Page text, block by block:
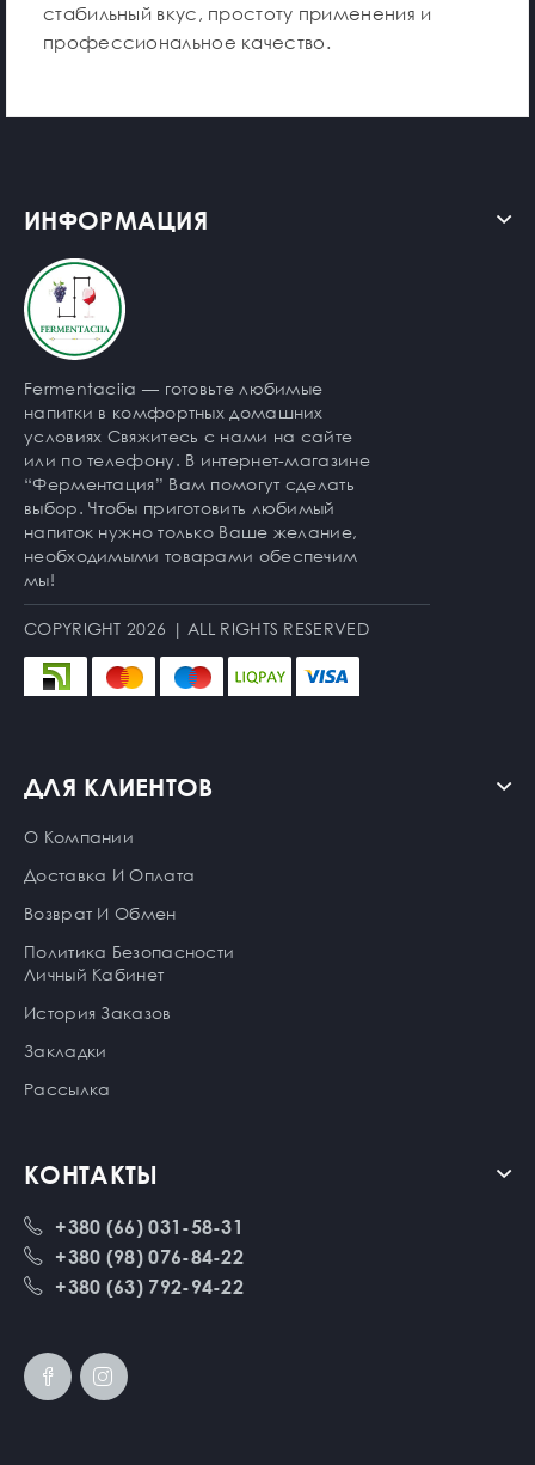
стабильный вкус, простоту применения и
профессиональное качество.
ИНФОРМАЦИЯ
Fermentaciia — готовьте любимые
напитки в комфортных домашних
условиях Свяжитесь с нами на сайте
или по телефону. В интернет-магазине
“Ферментация” Вам помогут сделать
выбор. Чтобы приготовить любимый
напиток нужно только Ваше желание,
необходимыми товарами обеспечим
мы!
COPYRIGHT 2026 | ALL RIGHTS RESERVED
ДЛЯ КЛИЕНТОВ
О Компании
Доставка И Оплата
Возврат И Обмен
Политика Безопасности
Личный Кабинет
История Заказов
Закладки
Рассылка
КОНТАКТЫ
+380 (66) 031-58-31
+380 (98) 076-84-22
+380 (63) 792-94-22